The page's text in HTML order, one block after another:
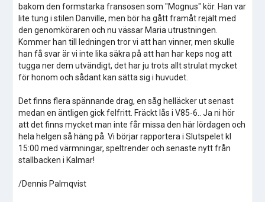
bakom den formstarka fransosen som "Mognus" kör. Han var
lite tung i stilen Danville, men bör ha gått framåt rejält med
den genomköraren och nu vässar Maria utrustningen.
Kommer han till ledningen tror vi att han vinner, men skulle
han få svar är vi inte lika säkra på att han har keps nog att
tugga ner dem utvändigt, det har ju trots allt strulat mycket
för honom och sådant kan sätta sig i huvudet.
Det finns flera spännande drag, en såg helläcker ut senast
medan en äntligen gick felfritt. Fräckt lås i V85-6.. Ja ni hör
att det finns mycket man inte får missa den här lördagen och
hela helgen så häng på. Vi börjar rapportera i Slutspelet kl
15:00 med värmningar, speltrender och senaste nytt från
stallbacken i Kalmar!
/Dennis Palmqvist